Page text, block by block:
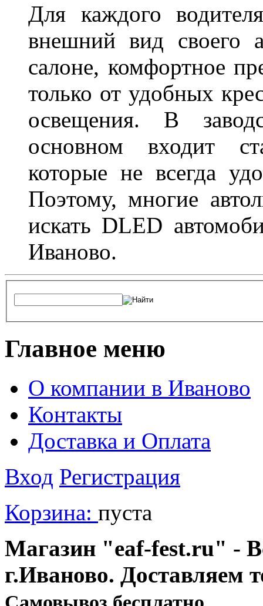
Для каждого
внешний вид своего
салоне, комфортное
только от удобных
освещения. В
основном входит
которые не всегда
Поэтому, многие
искать DLED
Иваново.
Главное меню
О компании в Иваново
Контакты
Доставка и Оплата
Вход Регистрация
Корзина: пуста
Магазин "eaf-fest.ru" -
г.Иваново. Доставляем